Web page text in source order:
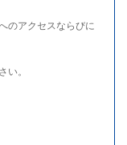
のアクセスならびに
い。